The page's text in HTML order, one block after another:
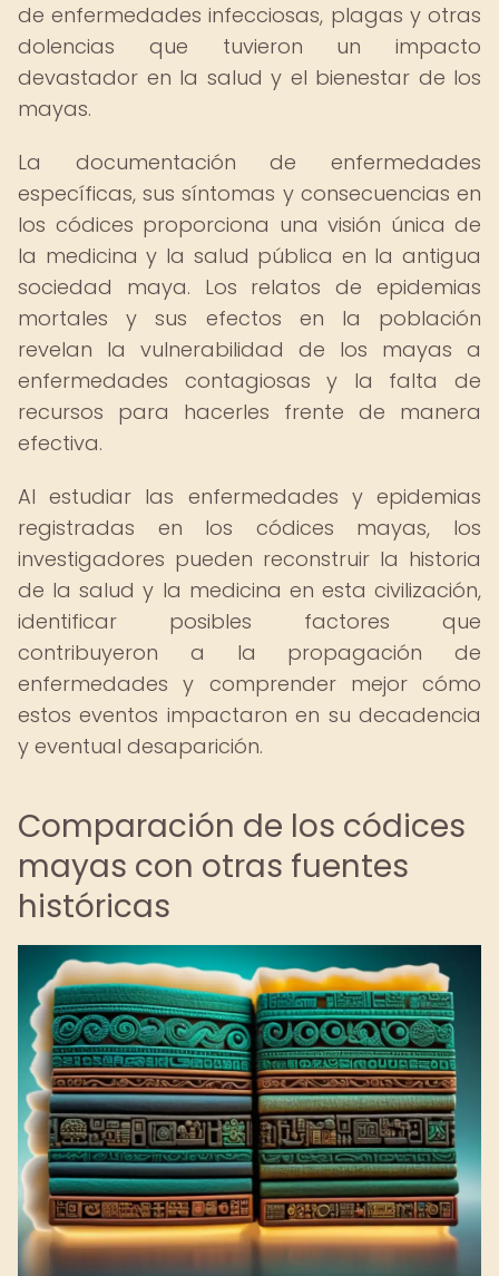
de enfermedades infecciosas, plagas y otras
dolencias que tuvieron un impacto
devastador en la salud y el bienestar de los
mayas.
La documentación de enfermedades
específicas, sus síntomas y consecuencias en
los códices proporciona una visión única de
la medicina y la salud pública en la antigua
sociedad maya. Los relatos de epidemias
mortales y sus efectos en la población
revelan la vulnerabilidad de los mayas a
enfermedades contagiosas y la falta de
recursos para hacerles frente de manera
efectiva.
Al estudiar las enfermedades y epidemias
registradas en los códices mayas, los
investigadores pueden reconstruir la historia
de la salud y la medicina en esta civilización,
identificar posibles factores que
contribuyeron a la propagación de
enfermedades y comprender mejor cómo
estos eventos impactaron en su decadencia
y eventual desaparición.
Comparación de los códices
mayas con otras fuentes
históricas